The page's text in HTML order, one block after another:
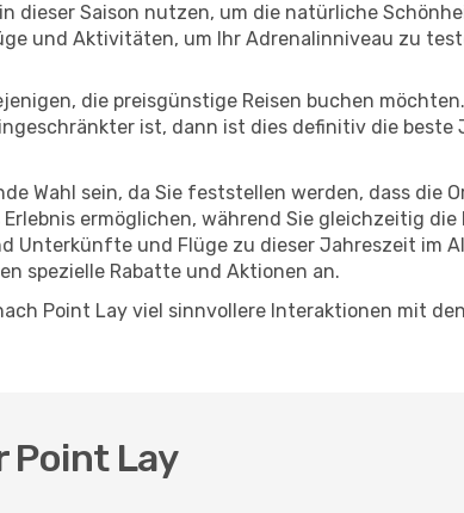
dieser Saison nutzen, um die natürliche
und Aktivitäten, um Ihr Adrenalinniveau zu
die preisgünstige Reisen buchen
ist, dann ist dies definitiv die
Wahl sein, da Sie feststellen werden, dass die
ermöglichen, während Sie gleichzeitig
Unterkünfte und Flüge zu dieser Jahreszeit im
spezielle Rabatte und Aktionen an.
Point Lay viel sinnvollere Interaktionen mit
Point Lay